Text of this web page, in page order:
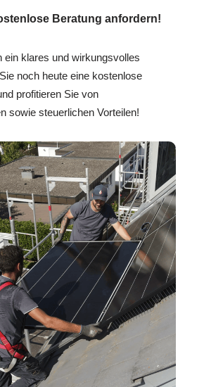
Beratung anfordern!
ein klares und wirkungsvolles
noch heute eine kostenlose
profitieren Sie von
sowie steuerlichen Vorteilen!